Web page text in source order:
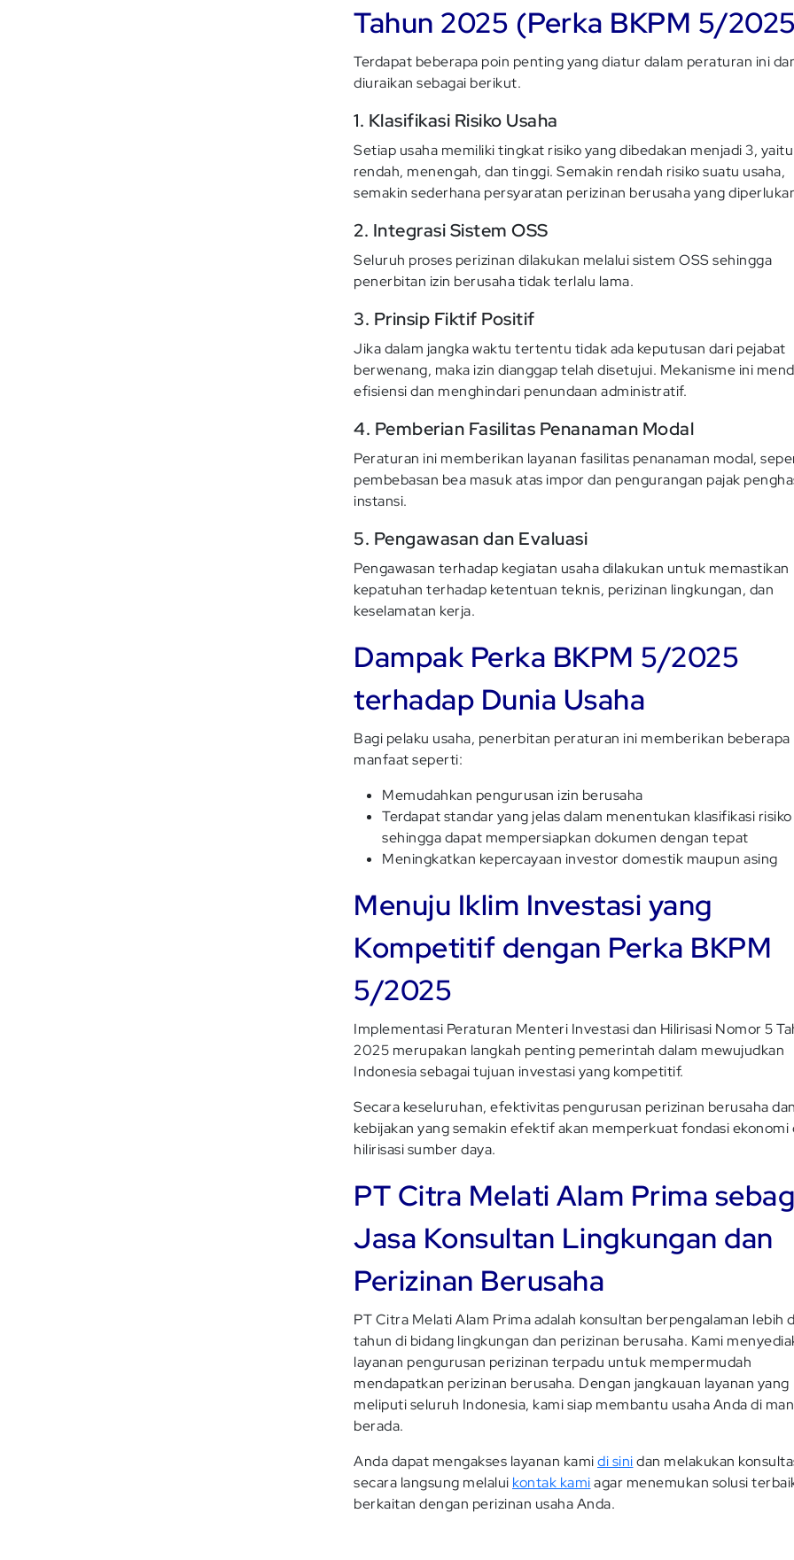
Tahun 2025 (Perka BKPM 5/
Terdapat beberapa poin penting yang diatur dalam peraturan ini
diuraikan sebagai berikut.
1. Klasifikasi Risiko Usaha
Setiap usaha memiliki tingkat risiko yang dibedakan menjadi 3, yaitu
rendah, menengah, dan tinggi. Semakin rendah risiko suatu usaha,
semakin sederhana persyaratan perizinan berusaha yang
2. Integrasi Sistem OSS
Seluruh proses perizinan dilakukan melalui sistem OSS sehingga
penerbitan izin berusaha tidak terlalu lama.
3. Prinsip Fiktif Positif
Jika dalam jangka waktu tertentu tidak ada keputusan dari pejabat
berwenang, maka izin dianggap telah disetujui. Mekanisme ini
efisiensi dan menghindari penundaan administratif.
4. Pemberian Fasilitas Penanaman Modal
Peraturan ini memberikan layanan fasilitas penanaman modal,
pembebasan bea masuk atas impor dan pengurangan pajak
instansi.
5. Pengawasan dan Evaluasi
Pengawasan terhadap kegiatan usaha dilakukan untuk memastikan
kepatuhan terhadap ketentuan teknis, perizinan lingkungan, dan
keselamatan kerja.
Dampak Perka BKPM 5/2025
terhadap Dunia Usaha
Bagi pelaku usaha, penerbitan peraturan ini memberikan beberapa
manfaat seperti:
Memudahkan pengurusan izin berusaha
Terdapat standar yang jelas dalam menentukan klasifikasi risiko
sehingga dapat mempersiapkan dokumen dengan tepat
Meningkatkan kepercayaan investor domestik maupun asing
Menuju Iklim Investasi yang
Kompetitif dengan Perka BKPM
5/2025
Implementasi Peraturan Menteri Investasi dan Hilirisasi Nomor 5
2025 merupakan langkah penting pemerintah dalam mewujudkan
Indonesia sebagai tujuan investasi yang kompetitif.
Secara keseluruhan, efektivitas pengurusan perizinan berusaha dan
kebijakan yang semakin efektif akan memperkuat fondasi ekonomi
hilirisasi sumber daya.
PT Citra Melati Alam Prima
Jasa Konsultan Lingkungan dan
Perizinan Berusaha
PT Citra Melati Alam Prima adalah konsultan berpengalaman lebih
tahun di bidang lingkungan dan perizinan berusaha. Kami
layanan pengurusan perizinan terpadu untuk mempermudah
mendapatkan perizinan berusaha. Dengan jangkauan layanan yang
meliputi seluruh Indonesia, kami siap membantu usaha Anda di
berada.
Anda dapat mengakses layanan kamidi sinidan melakukan
secara langsung melalui kontak kamiagar menemukan solusi
berkaitan dengan perizinan usaha Anda.